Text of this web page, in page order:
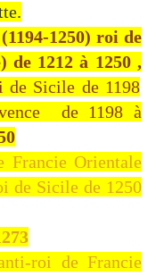
1250) roi de
de 1212 à 1250 ,
de Sicile de 1198
de 1198 à
Francie Orientale
de Sicile de 1250
roi de Francie